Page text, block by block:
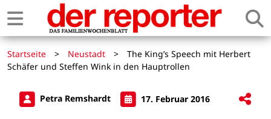
Startseite > Neustadt >
The King’s Speech mit Herbert
Schäfer und Steffen Wink in den Hauptrollen
Petra Remshardt 17. Februar 2016